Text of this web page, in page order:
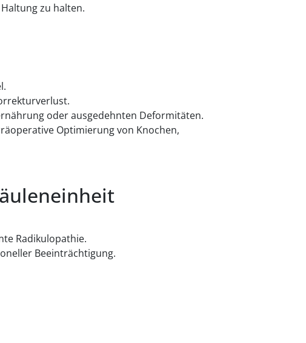
zu halten.
oder ausgedehnten Deformitäten.
Optimierung von Knochen,
Radikulopathie.
Beeinträchtigung.